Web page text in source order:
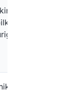
tidak
tidak
dan